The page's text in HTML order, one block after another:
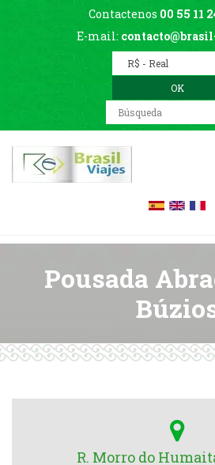
Contactenos 00 55 11
E-mail:
Pousada
R. Morro do